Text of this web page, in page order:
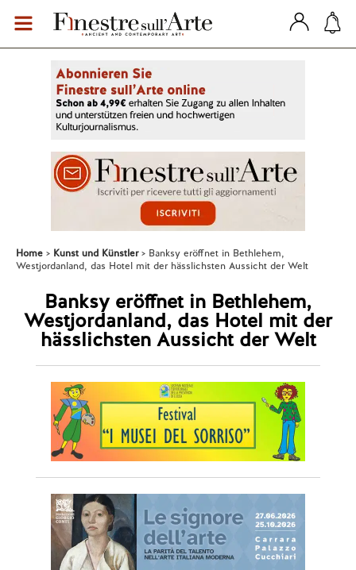
Home Kunst und Künstler
Banksy eröffnet in Bethlehem,
Westjordanland, das Hotel mit der hässlichsten Aussicht der Welt
Banksy eröffnet in Bethlehem,
Westjordanland, das Hotel mit der
hässlichsten Aussicht der Welt